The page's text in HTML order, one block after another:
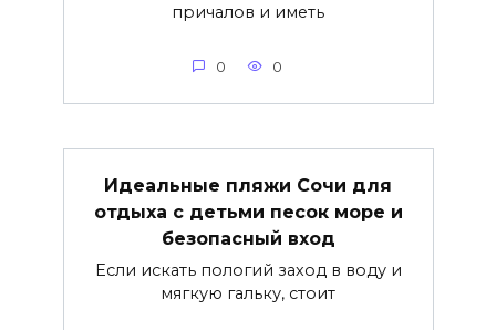
причалов и иметь
0 0
Идеальные пляжи Сочи для
отдыха с детьми песок море и
безопасный вход
Если искать пологий заход в воду и
мягкую гальку, стоит